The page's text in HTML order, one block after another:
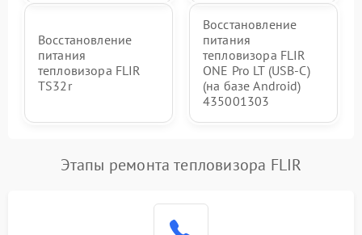
Восстановление
питания
тепловизора FLIR
TS32r
Восстановление
питания
тепловизора FLIR
ONE Pro LT (USB-C)
(на базе Android)
435001303
Этапы ремонта тепловизора FLIR